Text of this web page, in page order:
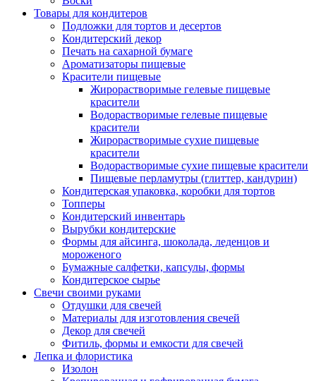
Товары для кондитеров
Подложки для тортов и десертов
Кондитерский декор
Печать на сахарной бумаге
Ароматизаторы пищевые
Красители пищевые
Жирорастворимые гелевые пищевые
красители
Водорастворимые гелевые пищевые
красители
Жирорастворимые сухие пищевые
красители
Водорастворимые сухие пищевые красители
Пищевые перламутры (глиттер, кандурин)
Кондитерская упаковка, коробки для тортов
Топперы
Кондитерский инвентарь
Вырубки кондитерские
Формы для айсинга, шоколада, леденцов и
мороженого
Бумажные салфетки, капсулы, формы
Кондитерское сырье
Свечи своими руками
Отдушки для свечей
Материалы для изготовления свечей
Декор для свечей
Фитиль, формы и емкости для свечей
Лепка и флористика
Изолон